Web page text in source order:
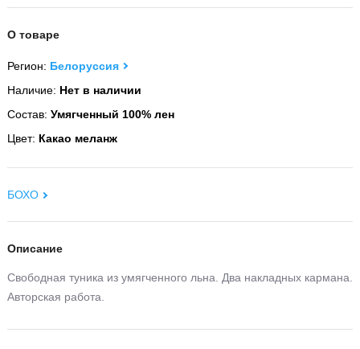
О товаре
Регион: Белоруссия
Наличие: Нет в наличии
Состав: Умягченный 100% лен
Цвет: Какао меланж
БОХО
Описание
Свободная туника из умягченного льна. Два накладных кармана.
Авторская работа.